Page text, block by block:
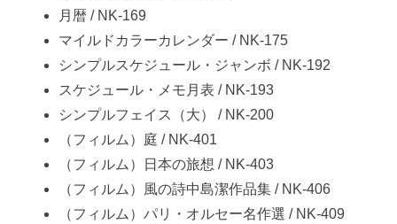
月暦 / NK-169
マイルドカラーカレンダー / NK-175
シンプルスケジュール・ジャンボ / NK-192
スケジュール・メモ月表 / NK-193
シンプルフェイス（大） / NK-200
（フィルム）庭 / NK-401
（フィルム）日本の旅想 / NK-403
（フィルム）風の詩中島潔作品集 / NK-406
（フィルム）パリ・オルセー名作選 / NK-409